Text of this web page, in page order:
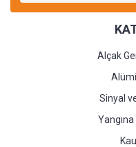
Alçak
Sinyal
Yangına